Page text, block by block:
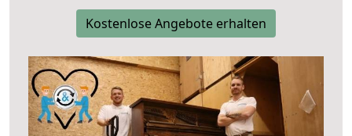
Kostenlose Angebote erhalten